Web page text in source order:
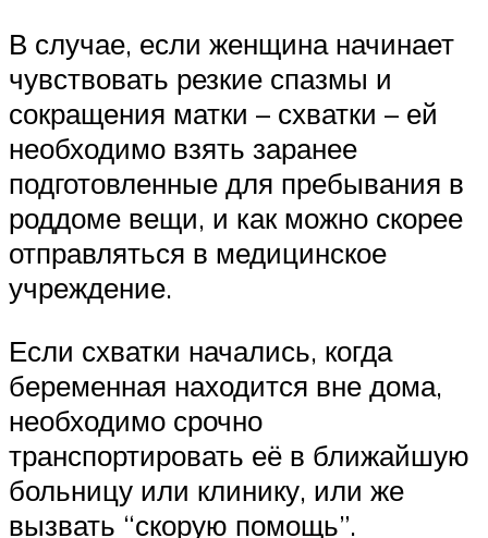
В случае, если женщина начинает
чувствовать резкие спазмы и
сокращения матки – схватки – ей
необходимо взять заранее
подготовленные для пребывания в
роддоме вещи, и как можно скорее
отправляться в медицинское
учреждение.
Если схватки начались, когда
беременная находится вне дома,
необходимо срочно
транспортировать её в ближайшую
больницу или клинику, или же
вызвать “скорую помощь”.